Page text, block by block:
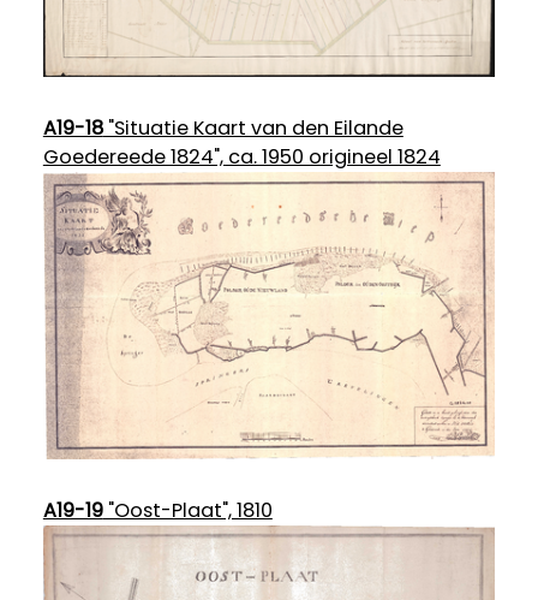
A19-18"Situatie Kaart van den Eilande
Goedereede 1824", ca. 1950 origineel 1824
A19-19"Oost-Plaat", 1810